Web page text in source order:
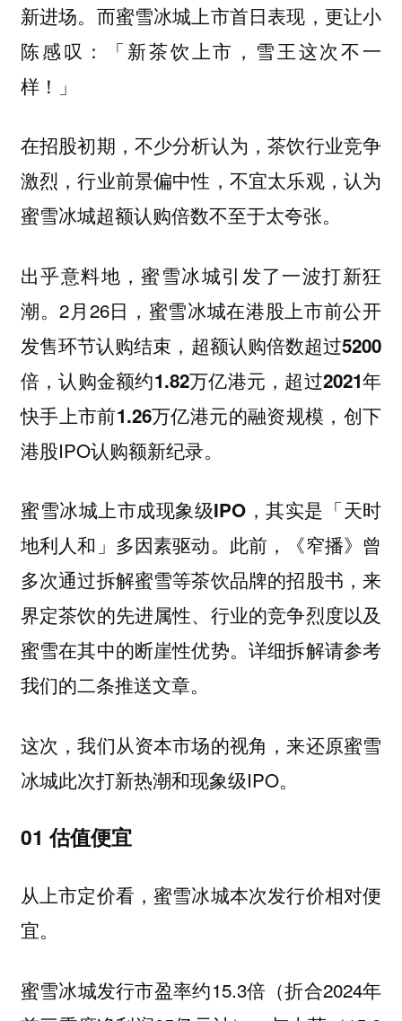
新进场。而蜜雪冰城上市首日表现，更让小
陈感叹：「新茶饮上市，雪王这次不一
样！」
在招股初期，不少分析认为，茶饮行业竞争
激烈，行业前景偏中性，不宜太乐观，认为
蜜雪冰城超额认购倍数不至于太夸张。
出乎意料地，蜜雪冰城引发了一波打新狂
潮。2月26日，蜜雪冰城在港股上市前公开
发售环节认购结束， 超额认购倍数超过5200
倍，认购金额约1.82万亿港元，超过2021年
快手上市前1.26万亿港元的融资规模 ，创下
港股IPO认购额新纪录。
蜜雪冰城上市成现象级IPO ，其实是「天时
地利人和」多因素驱动。此前，《窄播》曾
多次通过拆解蜜雪等茶饮品牌的招股书，来
界定茶饮的先进属性、行业的竞争烈度以及
蜜雪在其中的断崖性优势。详细拆解请参考
我们的二条推送文章。
这次，我们从资本市场的视角，来还原蜜雪
冰城此次打新热潮和现象级IPO。
01 估值便宜
从上市定价看，蜜雪冰城本次发行价相对便
宜。
蜜雪冰城发行市盈率约15.3倍（折合2024年